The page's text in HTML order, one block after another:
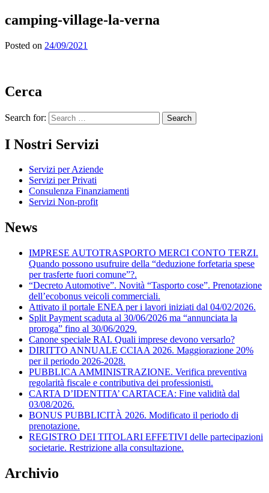
camping-village-la-verna
Posted on 24/09/2021
Cerca
Search for:
I Nostri Servizi
Servizi per Aziende
Servizi per Privati
Consulenza Finanziamenti
Servizi Non-profit
News
IMPRESE AUTOTRASPORTO MERCI CONTO TERZI.
Quando possono usufruire della “deduzione forfetaria spese
per trasferte fuori comune”?.
“Decreto Automotive”. Novità “Tasporto cose”. Prenotazione
dell’ecobonus veicoli commerciali.
Attivato il portale ENEA per i lavori iniziati dal 04/02/2026.
Split Payment scaduta al 30/06/2026 ma “annunciata la
proroga” fino al 30/06/2029.
Canone speciale RAI. Quali imprese devono versarlo?
DIRITTO ANNUALE CCIAA 2026. Maggiorazione 20%
per il periodo 2026-2028.
PUBBLICA AMMINISTRAZIONE. Verifica preventiva
regolarità fiscale e contributiva dei professionisti.
CARTA D’IDENTITA’ CARTACEA: Fine validità dal
03/08/2026.
BONUS PUBBLICITÀ 2026. Modificato il periodo di
prenotazione.
REGISTRO DEI TITOLARI EFFETIVI delle partecipazioni
societarie. Restrizione alla consultazione.
Archivio